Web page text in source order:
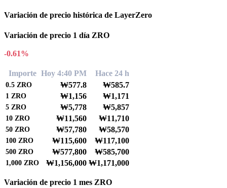
Variación de precio histórica de LayerZero
Variación de precio 1 día ZRO
-0.61%
Importe Hoy 4:40 PM Hace 24 h
0.5 ZRO ₩577.8 ₩585.7
1 ZRO ₩1,156 ₩1,171
5 ZRO ₩5,778 ₩5,857
10 ZRO ₩11,560 ₩11,710
50 ZRO ₩57,780 ₩58,570
100 ZRO ₩115,600 ₩117,100
500 ZRO ₩577,800 ₩585,700
1,000 ZRO ₩1,156,000 ₩1,171,000
Variación de precio 1 mes ZRO